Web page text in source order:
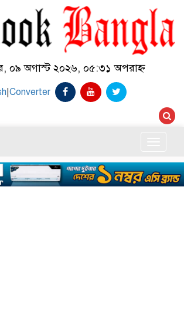
০৯ অগাস্ট ২০২৬, ০৫:৩১ অপরাহ্ন
|Converter